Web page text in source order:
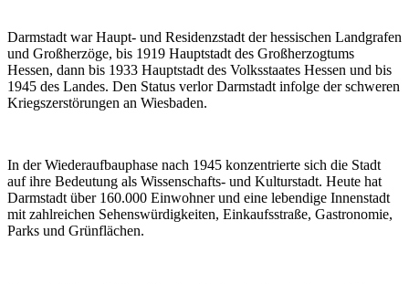
Darmstadt war Haupt- und Residenzstadt der hessischen Landgrafen
und Großherzöge, bis 1919 Hauptstadt des Großherzogtums
Hessen, dann bis 1933 Hauptstadt des Volksstaates Hessen und bis
1945 des Landes. Den Status verlor Darmstadt infolge der schweren
Kriegszerstörungen an Wiesbaden.
In der Wiederaufbauphase nach 1945 konzentrierte sich die Stadt
auf ihre Bedeutung als Wissenschafts- und Kulturstadt. Heute hat
Darmstadt über 160.000 Einwohner und eine lebendige Innenstadt
mit zahlreichen Sehenswürdigkeiten, Einkaufsstraße, Gastronomie,
Parks und Grünflächen.